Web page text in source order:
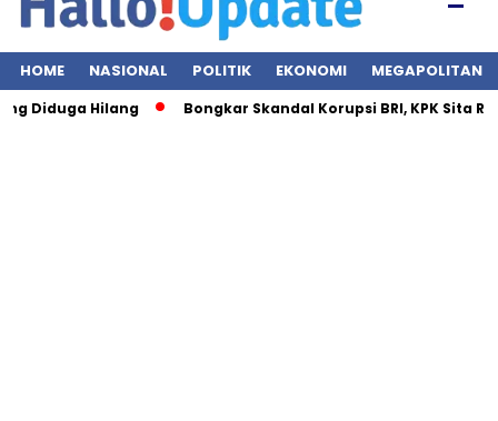
HOME NASIONAL POLITIK EKONOMI MEGAPOLITAN
Hilang Bongkar Skandal Korupsi BRI, KPK Sita Rp28